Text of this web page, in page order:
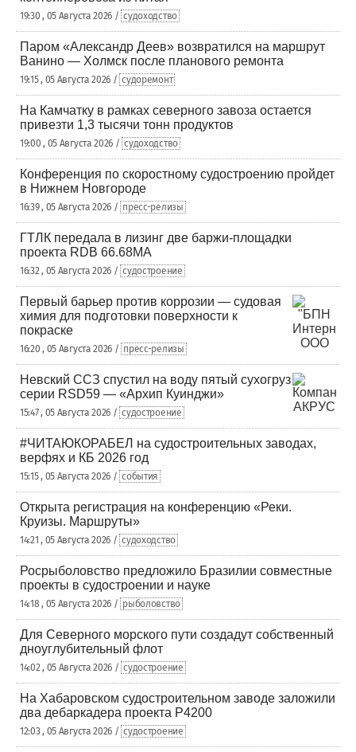
19:30 , 05 Августа 2026 / судоходство
Паром «Александр Деев» возвратился на маршрут
Ванино — Холмск после планового ремонта
19:15 , 05 Августа 2026 / судоремонт
На Камчатку в рамках северного завоза остается
привезти 1,3 тысячи тонн продуктов
19:00 , 05 Августа 2026 / судоходство
Конференция по скоростному судостроению пройдет
в Нижнем Новгороде
16:39 , 05 Августа 2026 / пресс-релизы
ГТЛК передала в лизинг две баржи-площадки
проекта RDB 66.68МА
16:32 , 05 Августа 2026 / судостроение
Первый барьер против коррозии — судовая
химия для подготовки поверхности к
покраске
16:20 , 05 Августа 2026 / пресс-релизы
Невский ССЗ спустил на воду пятый сухогруз
серии RSD59 — «Архип Куинджи»
15:47 , 05 Августа 2026 / судостроение
#ЧИТАЮКОРАБЕЛ на судостроительных заводах,
верфях и КБ 2026 год
15:15 , 05 Августа 2026 / события
Открыта регистрация на конференцию «Реки.
Круизы. Маршруты»
14:21 , 05 Августа 2026 / судоходство
Росрыболовство предложило Бразилии совместные
проекты в судостроении и науке
14:18 , 05 Августа 2026 / рыболовство
Для Северного морского пути создадут собственный
дноуглубительный флот
14:02 , 05 Августа 2026 / судостроение
На Хабаровском судостроительном заводе заложили
два дебаркадера проекта Р4200
12:03 , 05 Августа 2026 / судостроение